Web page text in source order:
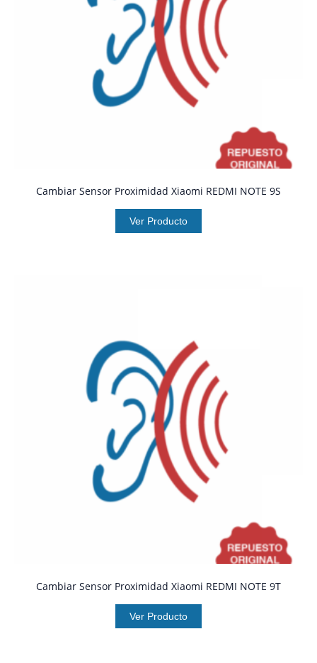
Cambiar Sensor Proximidad Xiaomi REDMI NOTE 9S
Ver Producto
Cambiar Sensor Proximidad Xiaomi REDMI NOTE 9T
Ver Producto